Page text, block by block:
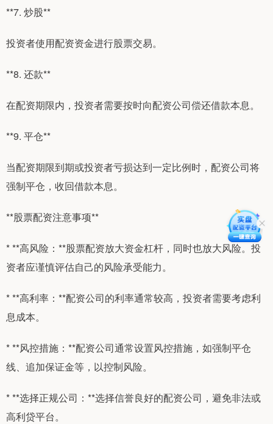
**7. 炒股**
投资者使用配资资金进行股票交易。
**8. 还款**
在配资期限内，投资者需要按时向配资公司偿还借款本息。
**9. 平仓**
当配资期限到期或投资者亏损达到一定比例时，配资公司将
强制平仓，收回借款本息。
**股票配资注意事项**
* **高风险：**股票配资放大资金杠杆，同时也放大风险。投
资者应谨慎评估自己的风险承受能力。
* **高利率：**配资公司的利率通常较高，投资者需要考虑利
息成本。
* **风控措施：**配资公司通常设置风控措施，如强制平仓
线、追加保证金等，以控制风险。
* **选择正规公司：**选择信誉良好的配资公司，避免非法或
高利贷平台。